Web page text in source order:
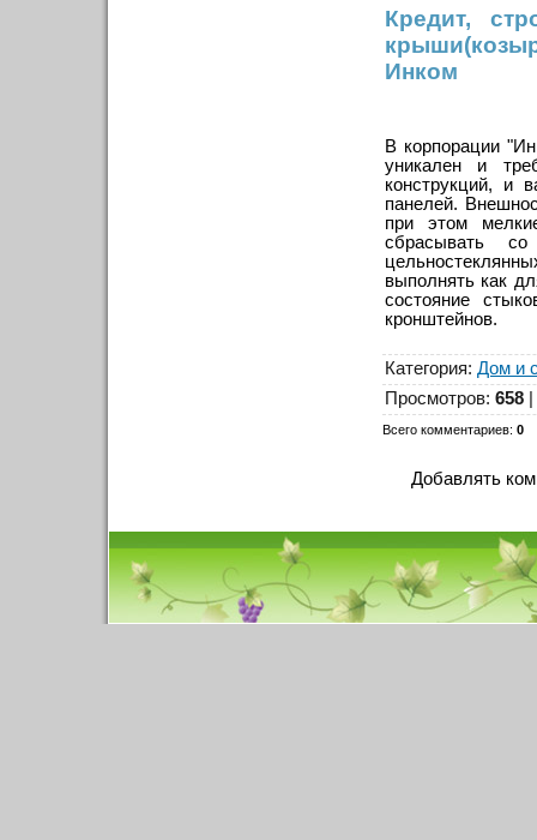
Кредит,
Инком
В корпорации
уникален и
конструкций, и
панелей.
при этом
сбрасывать со
выполнять как
состояние
кронштейнов.
Категория: Дом и
Просмотров: 658
Всего комментариев: 0
Добавлять